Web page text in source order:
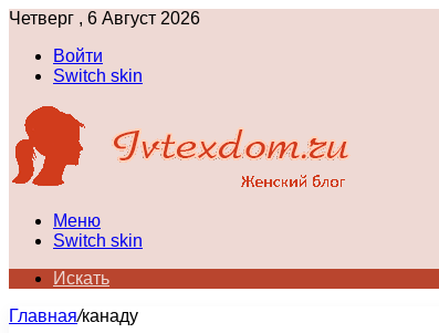
Четверг , 6 Август 2026
Войти
Switch skin
Меню
Switch skin
Искать
Главная/канаду